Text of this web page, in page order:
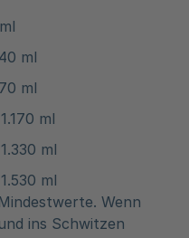
ml
ml
ml
ml
ml
Wenn
ins Schwitzen